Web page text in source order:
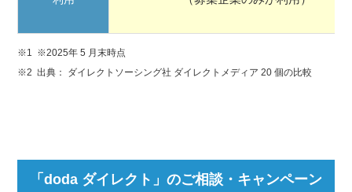
※1 ※2025年 5 月末時点
※2 出典： ダイレクトソーシング社 ダイレクトメディア 20 個の比較
「doda ダイレクト」のご相談・キャンペーン